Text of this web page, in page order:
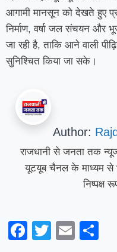
आगामी मानसून को देखते हुए
निर्माण, वर्षा जल संचयन और
जा रही है, ताकि आने वाली
सुनिश्चित किया जा सके।
Author:
राजधानी से जनता तक
यूटयूब चैनल के माध्यम से
निष्पक्ष
Facebook
Twitter
Email